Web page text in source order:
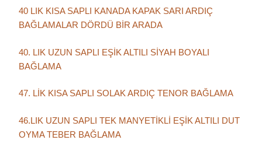
40 LIK KISA SAPLI KANADA KAPAK SARI ARDIÇ
BAĞLAMALAR DÖRDÜ BİR ARADA
40. LIK UZUN SAPLI EŞİK ALTILI SİYAH BOYALI
BAĞLAMA
47. LİK KISA SAPLI SOLAK ARDIÇ TENOR BAĞLAMA
46.LIK UZUN SAPLI TEK MANYETİKLİ EŞİK ALTILI DUT
OYMA TEBER BAĞLAMA